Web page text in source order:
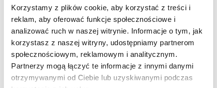
Korzystamy z plików cookie, aby korzystać z treści i
reklam, aby oferować funkcje społecznościowe i
analizować ruch w naszej witrynie. Informacje o tym, jak
korzystasz z naszej witryny, udostępniamy partnerom
społecznościowym, reklamowym i analitycznym.
Partnerzy mogą łączyć te informacje z innymi danymi
otrzymywanymi od Ciebie lub uzyskiwanymi podczas
na ciepło, ale także dla tych, którzy planują gruntowną
modernizację swojego istniejącego systemu grzewczego.
Czym wyróżniają się pompy ciepła
FoxAIR z naszego sklepu?